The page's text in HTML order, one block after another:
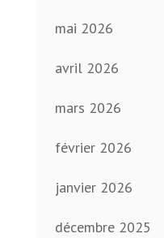
mai 2026
avril 2026
mars 2026
février 2026
janvier 2026
décembre 2025